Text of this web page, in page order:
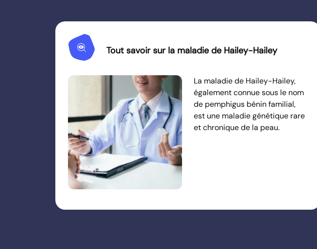
Mystery Tout savoir sur la maladie de Hailey-Hailey
La maladie de Hailey-Hailey,
également connue sous le nom
de pemphigus bénin familial,
est une maladie génétique rare
et chronique de la peau.